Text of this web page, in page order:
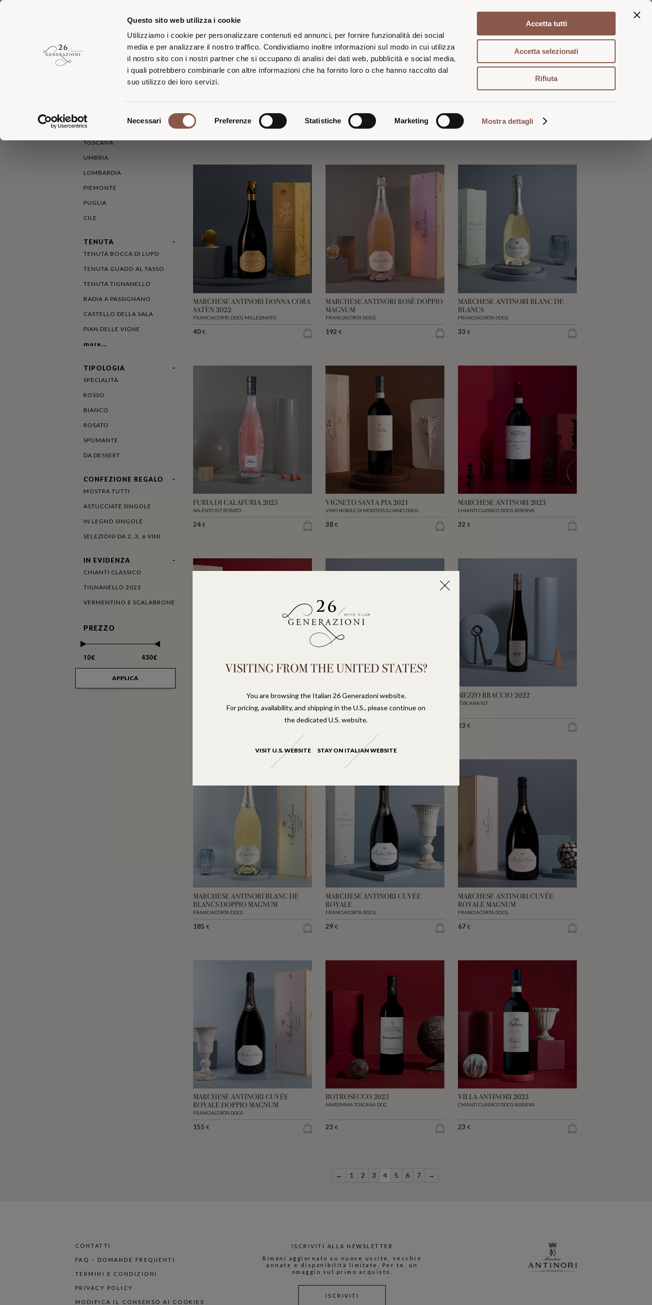
Questo sito web utilizza i cookie
Utilizziamo i cookie per personalizzare contenuti ed annunci, per fornire funzionalità dei social
media e per analizzare il nostro traffico. Condividiamo inoltre informazioni sul modo in cui utilizza
il nostro sito con i nostri partner che si occupano di analisi dei dati web, pubblicità e social media,
i quali potrebbero combinarle con altre informazioni che ha fornito loro o che hanno raccolto dal
suo utilizzo dei loro servizi.
del
Necessari Preferenze Statistiche Marketing Mostra dettagli
Accetta tutti
Accetta selezionati
Rifiuta
Iscriviti alla
TOSCANA
UMBRIA
LOMBARDIA
PIEMONTE
PUGLIA
CILE
TENUTA
TENUTA BOCCA DI LUPO
TENUTA GUADO AL TASSO
TENUTA TIGNANELLO
BADIA A PASSIGNANO
CASTELLO DELLA SALA
PIAN DELLE VIGNE
more...
TIPOLOGIA
SPECIALITÀ
ROSSO
BIANCO
ROSATO
SPUMANTE
DA DESSERT
CONFEZIONE REGALO
MOSTRA TUTTI
ASTUCCIATE SINGOLE
IN LEGNO SINGOLE
SELEZIONI DA 2, 3, 6 VINI
IN EVIDENZA
CHIANTI CLASSICO
TIGNANELLO 2023
VERMENTINO E SCALABRONE
PREZZO
10€ 430€
APPLICA
MARCHESE ANTINORI DONNA CORA
SATÈN 2022
FRANCIACORTA DOCG MILLESIMATO
40 €
MARCHESE ANTINORI ROSÉ DOPPIO
MAGNUM
FRANCIACORTA DOCG
192 €
MARCHESE ANTINORI BLANC DE
BLANCS
FRANCIACORTA DOCG
33 €
FURIA DI CALAFURIA 2025
SALENTO IGT ROSATO
24 €
VIGNETO SANTA PIA 2021
VINO NOBILE DI MONTEPULCIANO DOCG
38 €
MARCHESE ANTINORI 2023
CHIANTI CLASSICO DOCG RISERVA
32 €
MARCHESE ANTINORI 2023 MAGNUM
MARCHESE ANTINORI BLANC DE
BLANCS MAGNUM
FRANCIACORTA DOCG
MEZZO BRACCIO 2022
TOSCANA IGT
23 €
MARCHESE ANTINORI BLANC DE
BLANCS DOPPIO MAGNUM
FRANCIACORTA DOCG
185 €
MARCHESE ANTINORI CUVÉE
ROYALE
FRANCIACORTA DOCG
29 €
MARCHESE ANTINORI CUVÉE
ROYALE MAGNUM
FRANCIACORTA DOCG
67 €
MARCHESE ANTINORI CUVÉE
ROYALE DOPPIO MAGNUM
FRANCIACORTA DOCG
155 €
BOTROSECCO 2023
MAREMMA TOSCANA DOC
23 €
VILLA ANTINORI 2023
CHIANTI CLASSICO DOCG RISERVA
23 €
← 1 2 3 4 5 6 7 →
CONTATTI
FAQ – DOMANDE FREQUENTI
TERMINI E CONDIZIONI
PRIVACY POLICY
MODIFICA IL CONSENSO AI COOKIES
ISCRIVITI ALLA NEWSLETTER
Rimani aggiornato su nuove uscite, vecchie
annate e disponibilità limitate. Per te, un
omaggio sul primo acquisto.
ISCRIVITI
VISITING FROM THE UNITED STATES?
You are browsing the Italian 26 Generazioni website.
For pricing, availability, and shipping in the U.S., please continue on
the dedicated U.S. website.
VISIT U.S. WEBSITE STAY ON ITALIAN WEBSITE